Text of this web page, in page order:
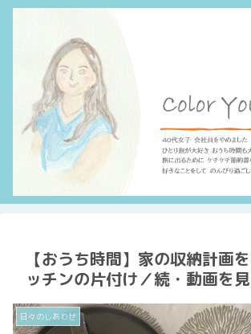
【おうち時間】家の収納計画
ッチンの片付け／続・動画を
日々のしあわせ